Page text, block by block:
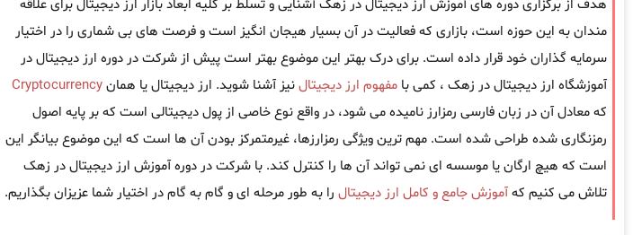
هدف از برگزاری دوره های آموزش ارز دیجیتال در زهک آشنایی و تسلط بر کلیه ابعاد بازار ارز دیجیتال برای علاقه
مندان به این حوزه است، بازاری که فعالیت در آن بسیار هیجان انگیز است و فرصت های بی شماری را در اختیار
سرمایه گذاران خود قرار داده است. برای درک بهتر این موضوع بهتر است پیش از شرکت در دوره ارز دیجیتال در
آموزشگاه ارز دیجیتال در زهک ، کمی با مفهوم ارز دیجیتالنیز آشنا شوید. ارز دیجیتال یا همانCryptocurrency
که معادل آن در زبان فارسی رمزارز نامیده می شود، در واقع نوع خاصی از پول دیجیتالی است که بر پایه اصول
رمزنگاری شده طراحی شده است. مهم ترین ویژگی رمزارزها، غیرمتمرکز بودن آن ها است که این موضوع بیانگر این
است که هیچ ارگان یا موسسه ای نمی تواند آن ها را کنترل کند. با شرکت در دوره آموزش ارز دیجیتال در زهک
تلاش می کنیم کهآموزش جامع و کامل ارز دیجیتال را به طور مرحله ای و گام به گام در اختیار شما عزیزان بگذاریم.